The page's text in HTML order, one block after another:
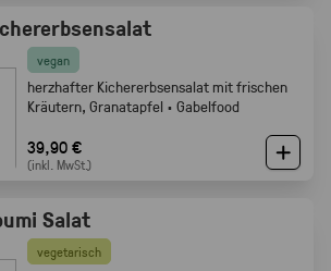
vegan
herzhafter Kichererbsensalat mit frischen
Kräutern, Granatapfel · Gabelfood
39,90 €
(inkl. MwSt.)
Salat
vegetarisch